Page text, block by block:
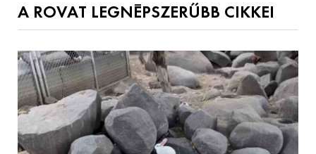
A ROVAT LEGNÉPSZERŰBB CIKKEI